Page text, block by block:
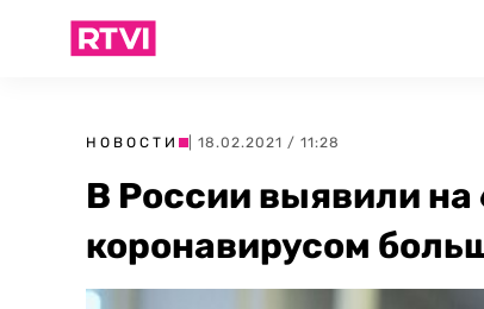
НОВОСТИ | 18.02.2021 / 11:28
В России выявили
коронавирусом